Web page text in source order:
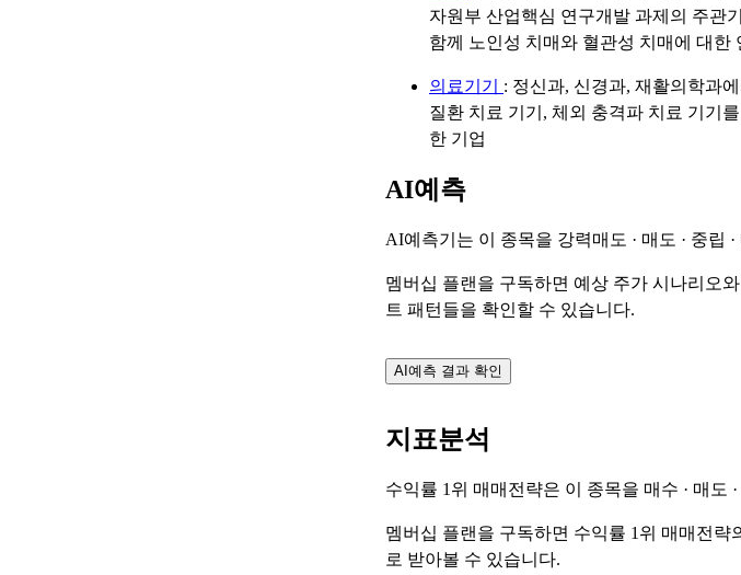
자원부 산업핵심 연구개발 과제의 주관
함께 노인성 치매와 혈관성 치매에 대한
의료기기 : 정신과, 신경과, 재활의학과
질환 치료 기기, 체외 충격파 치료 기기
한 기업
AI예측
AI예측기는 이 종목을 강력매도 · 매도 · 중립
멤버십 플랜을 구독하면 예상 주가 시나리오
트 패턴들을 확인할 수 있습니다.
AI예측 결과 확인
지표분석
수익률 1위 매매전략은 이 종목을 매수 · 매도
멤버십 플랜을 구독하면 수익률 1위 매매전
로 받아볼 수 있습니다.